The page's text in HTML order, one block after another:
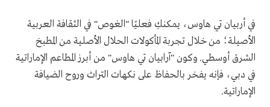
في أربيان تي هاوس، يمكنكِ فعليًا "الغوص" في الثقافة العربية
الأصيلة؛ من خلال تجربة المأكولات الحلال الأصلية من المطبخ
الشرق أوسطي. وكون "آرابيان تي هاوس" من أبرز المطاعم الإماراتية
في دبي، فإنه يفخر بالحفاظ على نكهات التراث وروح الضيافة
الإماراتية.